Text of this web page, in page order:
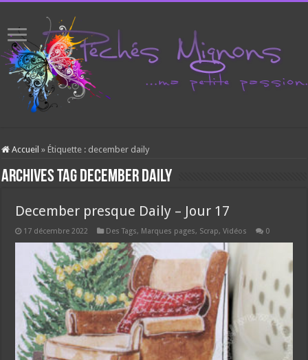
Accueil » Étiquette : december daily
Archives tagdecember daily
December presque Daily – Jour 17
17 décembre 2022 Des Tags, Marques pages, Scrap,Vidéos 0